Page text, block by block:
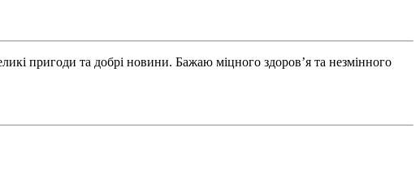
пригоди та добрі новини. Бажаю міцного здоров’я та незмінного